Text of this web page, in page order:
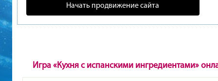
Начать продвижение сайта
Игра «Кухня с испанскими ингредиентами»